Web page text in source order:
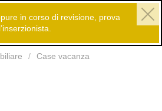
Case vacanza
in corso di revisione, prova